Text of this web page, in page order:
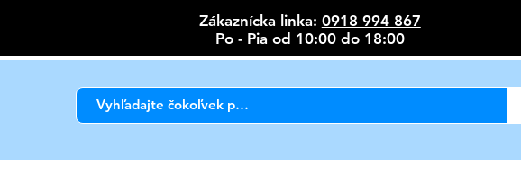
Zákaznícka linka: 0918 994 867
Po - Pia od 10:00 do 18:00